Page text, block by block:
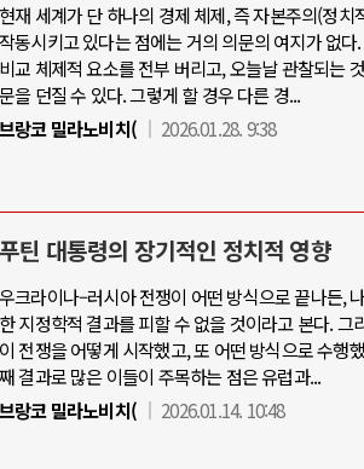
현재 세계가 단 하나의 경제 체제, 즉 자본주의(정치
작동시키고 있다는 점에는 거의 의문의 여지가 없
비교 체제적 요소를 전부 버리고, 오늘날 관찰되는
문을 던질 수 있다. 그렇게 할 경우 다른 경...
브랑코 밀라노비치(
2026.01.28. 9:38
푸틴 대통령의 장기적인 정치적 영향
우크라이나–러시아 전쟁이 어떤 방식으로 끝나든,
한 지정학적 결과를 피할 수 없을 것이라고 본다. 그
이 전쟁을 어떻게 시작했고, 또 어떤 방식으로 수행
째 결과로 많은 이들이 주목하는 점은 유럽과...
브랑코 밀라노비치(
2026.01.14. 10:48
글로벌 토큰 시..
미국 진보진영 ..
쟁은 새로운 글로..
이터센터 확산..
전쟁의 추상화:
EU·우크라이나
나토, 우크라 군
우크라이나,
러·우크라, 대